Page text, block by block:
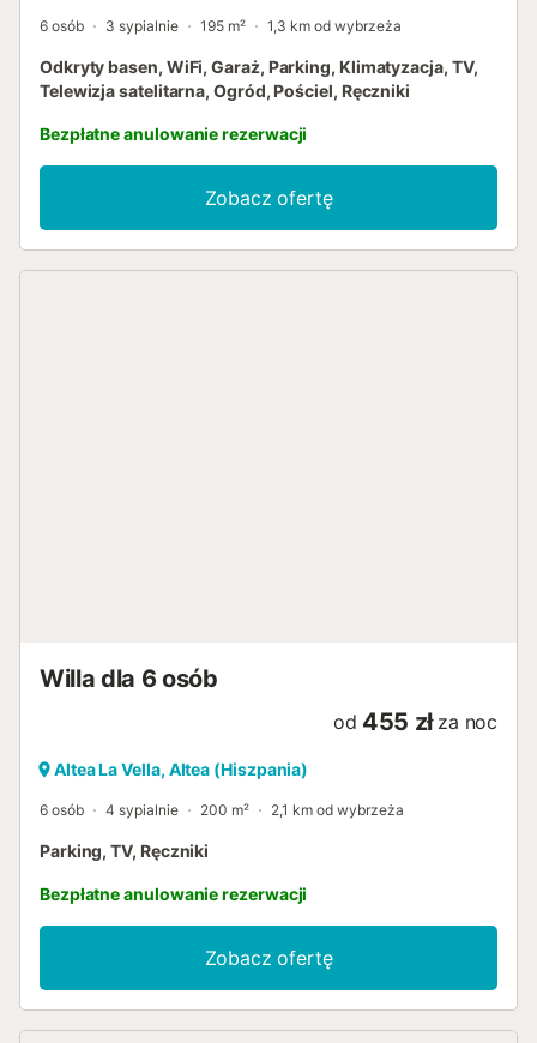
6 osób 3 sypialnie 195 m² 1,3 km od wybrzeża
Odkryty basen, WiFi, Garaż, Parking, Klimatyzacja, TV,
Telewizja satelitarna, Ogród, Pościel, Ręczniki
Bezpłatne anulowanie rezerwacji
Zobacz ofertę
Willa dla 6 osób
od 455 zł za noc
Altea La Vella, Altea (Hiszpania)
6 osób 4 sypialnie 200 m² 2,1 km od wybrzeża
Parking, TV, Ręczniki
Bezpłatne anulowanie rezerwacji
Zobacz ofertę